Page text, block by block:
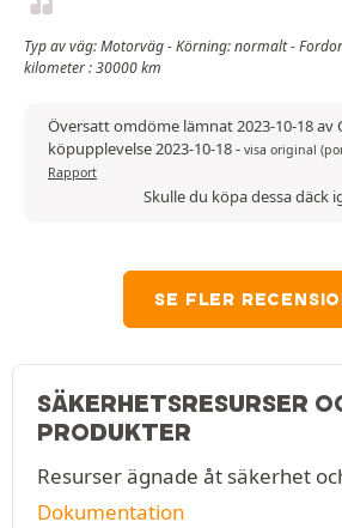
Typ av väg: Motorväg - Körning: normalt -
kilometer : 30000 km
Översatt omdöme lämnat 2023-10-18 av
köpupplevelse 2023-10-18- visa original
Rapport
Skulle du köpa dessa däck
SE FLER
SÄKERHETSRESURSER
PRODUKTER
Resurser ägnade åt säkerhet
Dokumentation